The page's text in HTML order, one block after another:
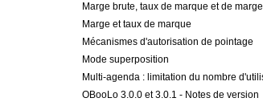
Marge brute, taux de marque et de marge
Marge et taux de marque
Mécanismes d'autorisation de pointage
Mode superposition
Multi-agenda : limitation du nombre
OBooLo 3.0.0 et 3.0.1 - Notes de version